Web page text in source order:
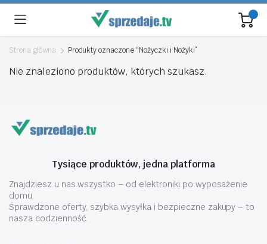
Strona główna Produkty oznaczone “Nożyczki i Nożyki”
Nie znaleziono produktów, których szukasz.
Tysiące produktów, jedna platforma
Znajdziesz u nas wszystko – od elektroniki po wyposażenie
domu.
Sprawdzone oferty, szybka wysyłka i bezpieczne zakupy – to
nasza codzienność.